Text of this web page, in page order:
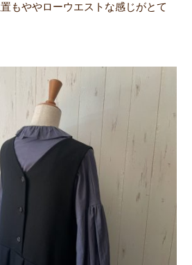
もややローウエストな感じがとて